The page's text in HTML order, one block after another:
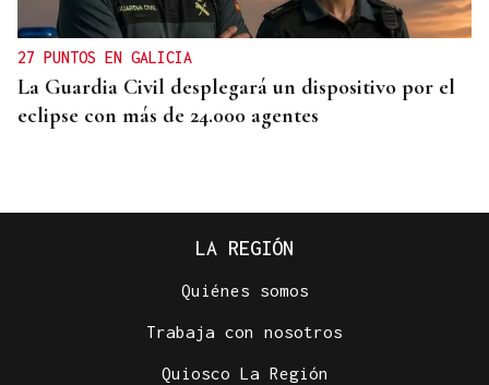
27 PUNTOS EN GALICIA
La Guardia Civil desplegará un dispositivo por el
eclipse con más de 24.000 agentes
LA REGIÓN
Quiénes somos
Trabaja con nosotros
Quiosco La Región